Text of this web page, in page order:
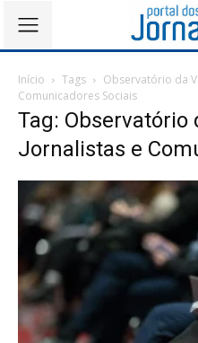
Início Tags
Observatório da
Comunicadores Sociais
Tag: Observatório
Jornalistas e